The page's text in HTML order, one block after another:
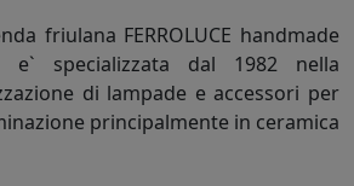
friulana FERROLUCE handmade
e` specializzata dal 1982 nella
di lampade e accessori per
principalmente in ceramica